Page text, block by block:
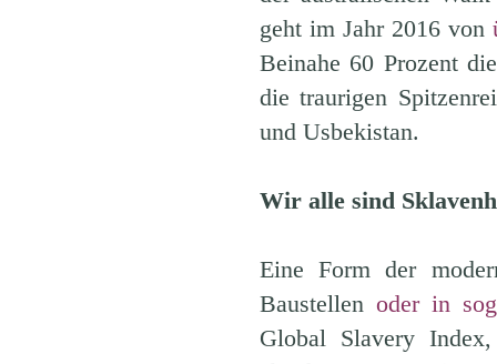
geht im Jahr 2016 von
Beinahe 60 Prozent
die traurigen
und Usbekistan.
Wir alle sind
Eine Form der
Baustellen oder in
Global Slavery